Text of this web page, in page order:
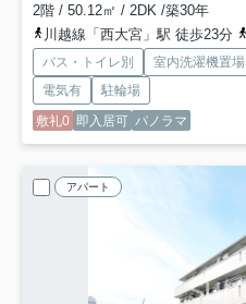
2階 / 50.12㎡ / 2DK /築30年
川越線「西大宮」駅 徒歩23分
バス・トイレ別 室内洗濯機置場
電気有
駐輪場
敷礼0 即入居可 パノラマ
アパート